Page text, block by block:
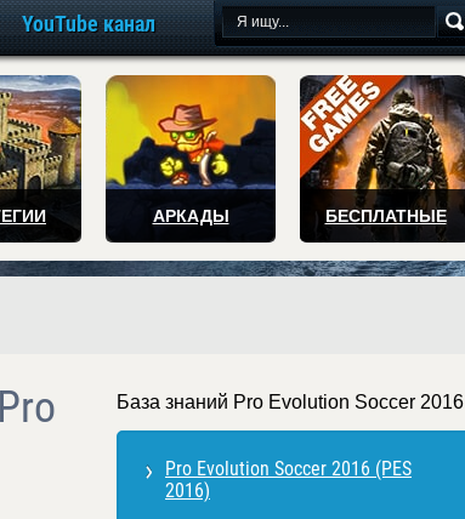
YouTube канал
АРКАДЫ БЕСПЛАТНЫЕ
База знаний Pro Evolution Soccer 2016
Pro Evolution Soccer 2016 (PES
2016)